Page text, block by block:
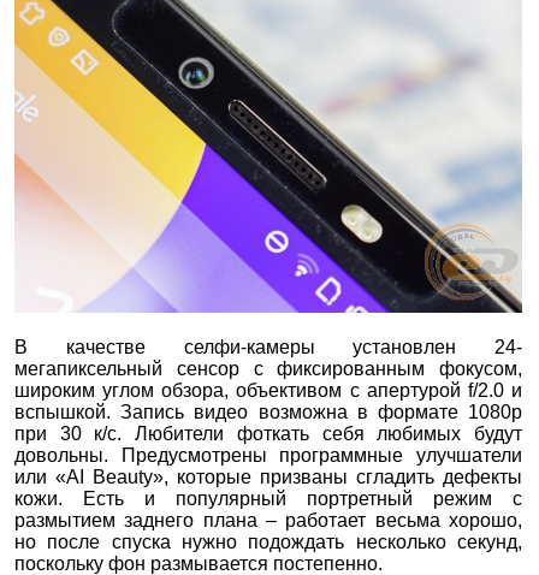
В качестве селфи-камеры установлен 24-
мегапиксельный сенсор с фиксированным фокусом,
широким углом обзора, объективом с апертурой f/2.0 и
вспышкой. Запись видео возможна в формате 1080p
при 30 к/с. Любители фоткать себя любимых будут
довольны. Предусмотрены программные улучшатели
или «AI Beauty», которые призваны сгладить дефекты
кожи. Есть и популярный портретный режим с
размытием заднего плана – работает весьма хорошо,
но после спуска нужно подождать несколько секунд,
поскольку фон размывается постепенно.